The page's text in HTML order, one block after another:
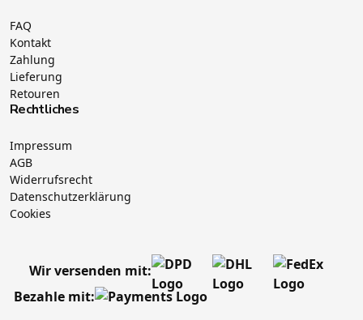
FAQ
Kontakt
Zahlung
Lieferung
Retouren
Rechtliches
Impressum
AGB
Widerrufsrecht
Datenschutzerklärung
Cookies
Wir versenden mit:
Bezahle mit: